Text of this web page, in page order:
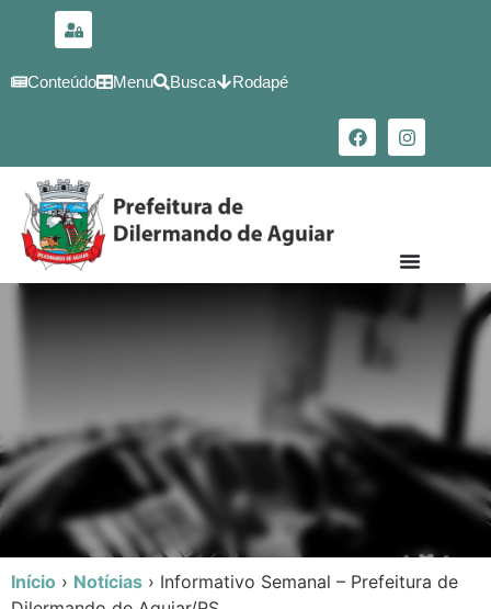
conteúdo
Conteúdo Menu Busca Rodapé
Início › Notícias › Informativo Semanal – Prefeitura de